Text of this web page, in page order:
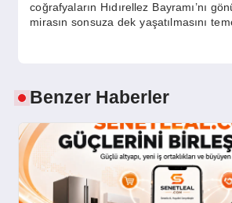
coğrafyaların Hıdırellez Bayramı’nı
mirasın sonsuza dek yaşatılmasını
Benzer Haberler